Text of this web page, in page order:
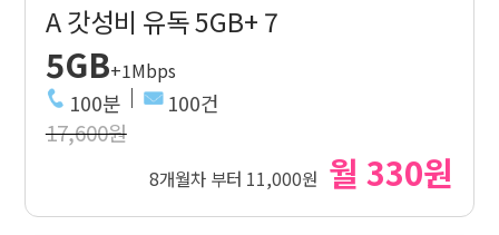
A 갓성비 유독 5GB+ 7
5GB+1Mbps
100분 100건
17,600원
8개월차 부터 11,000원 월 330원